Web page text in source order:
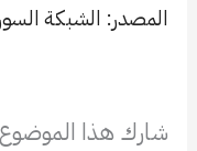
المصدر: الشبكة
شارك هذا